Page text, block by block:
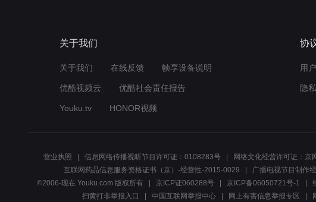
关于我们
关于我们 在线反馈 帧享设备说明
优酷视频云 优酷社会责任报告
Youku.tv HONOR视频
协
用
隐
营业执照 信息网络传播视听节目许可证：0108283号 网络文化经营许可证：
互联网药品信息服务资格证书（京）-经营性-2015-0029
广播电视节目制作
©2006-现在 Youku.com 版权所有
京ICP证060288号 京ICP备06050721号-1
扫黄打非举报入口
中国互联网举报中心 网上有害信息举报专区